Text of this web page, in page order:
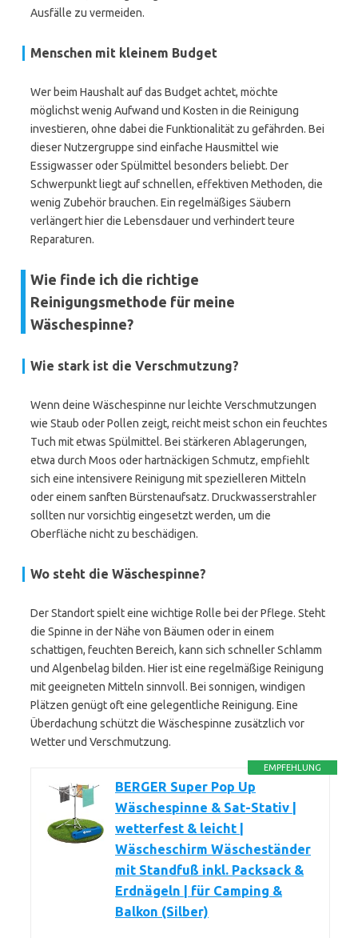
Ausfälle zu vermeiden.
Menschen mit kleinem Budget
Wer beim Haushalt auf das Budget achtet, möchte
möglichst wenig Aufwand und Kosten in die Reinigung
investieren, ohne dabei die Funktionalität zu gefährden. Bei
dieser Nutzergruppe sind einfache Hausmittel wie
Essigwasser oder Spülmittel besonders beliebt. Der
Schwerpunkt liegt auf schnellen, effektiven Methoden, die
wenig Zubehör brauchen. Ein regelmäßiges Säubern
verlängert hier die Lebensdauer und verhindert teure
Reparaturen.
Wie finde ich die richtige
Reinigungsmethode für meine
Wäschespinne?
Wie stark ist die Verschmutzung?
Wenn deine Wäschespinne nur leichte Verschmutzungen
wie Staub oder Pollen zeigt, reicht meist schon ein feuchtes
Tuch mit etwas Spülmittel. Bei stärkeren Ablagerungen,
etwa durch Moos oder hartnäckigen Schmutz, empfiehlt
sich eine intensivere Reinigung mit spezielleren Mitteln
oder einem sanften Bürstenaufsatz. Druckwasserstrahler
sollten nur vorsichtig eingesetzt werden, um die
Oberfläche nicht zu beschädigen.
Wo steht die Wäschespinne?
Der Standort spielt eine wichtige Rolle bei der Pflege. Steht
die Spinne in der Nähe von Bäumen oder in einem
schattigen, feuchten Bereich, kann sich schneller Schlamm
und Algenbelag bilden. Hier ist eine regelmäßige Reinigung
mit geeigneten Mitteln sinnvoll. Bei sonnigen, windigen
Plätzen genügt oft eine gelegentliche Reinigung. Eine
Überdachung schützt die Wäschespinne zusätzlich vor
Wetter und Verschmutzung.
EMPFEHLUNG
BERGER Super Pop Up
Wäschespinne & Sat-Stativ |
wetterfest & leicht |
Wäscheschirm Wäscheständer
mit Standfuß inkl. Packsack &
Erdnägeln | für Camping &
Balkon (Silber)